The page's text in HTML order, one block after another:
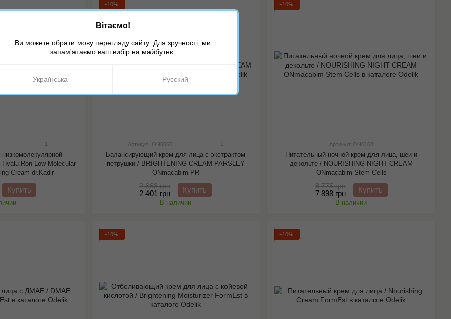
Hyalu-Ron Low Molecular
Cream dr.Kadir
Купить
−10%
Артикул: ON0060
Балансирующий крем для лица с экстрактом
петрушки / BRIGHTENING CREAM PARSLEY
ONmacabim PR
2 668 грн
2 401 грн Купить
В наличии
−10%
Артикул: ON0108
Питательный ночной крем для лица, шеи и
декольте / NOURISHING NIGHT CREAM
ONmacabim Stem Cells
8 775 грн
7 898 грн Купить
В наличии
−10% −10%
Вітаємо!
Ви можете обрати мову перегляду сайту. Для зручності, ми
запам'ятаємо ваш вибір на майбутнє.
Українська Русский